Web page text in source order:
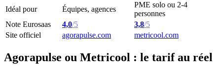
Idéal pour Équipes, agences
PME solo ou 2-4
personnes
Note Eurosaas
4,0/5 3,8/5
Site officiel
agorapulse.com metricool.com
Agorapulse ou Metricool : le tarif au réel